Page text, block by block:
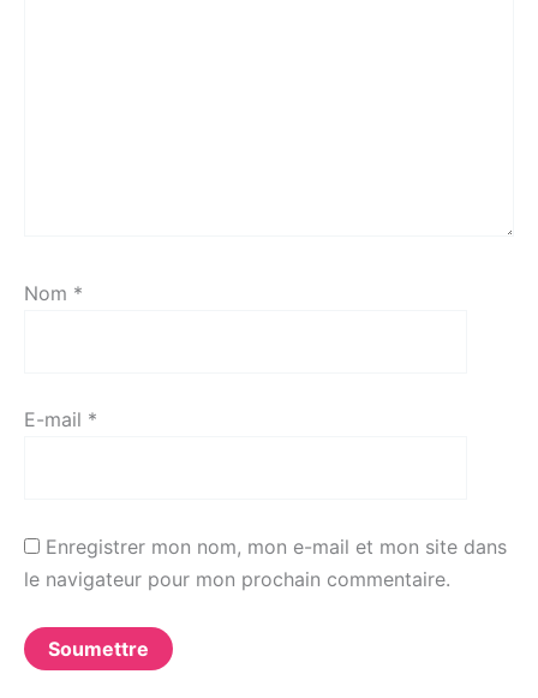
Nom *
E-mail *
Enregistrer mon nom, mon e-mail et mon site dans
le navigateur pour mon prochain commentaire.